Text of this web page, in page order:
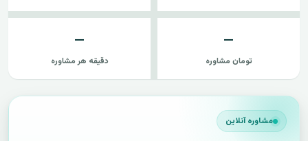
—
تومان مشاوره
—
دقیقه هر مشاوره
مشاوره آنلاین